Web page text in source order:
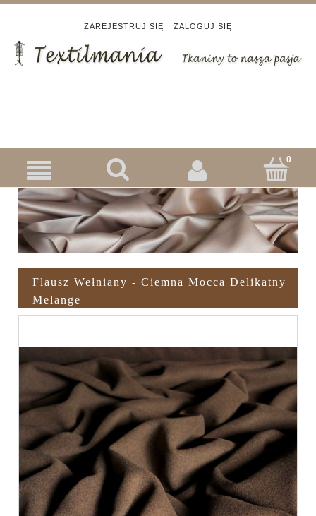
ZAREJESTRUJ SIĘ ZALOGUJ SIĘ
Flausz Wełniany - Ciemna Mocca Delikatny
Melange